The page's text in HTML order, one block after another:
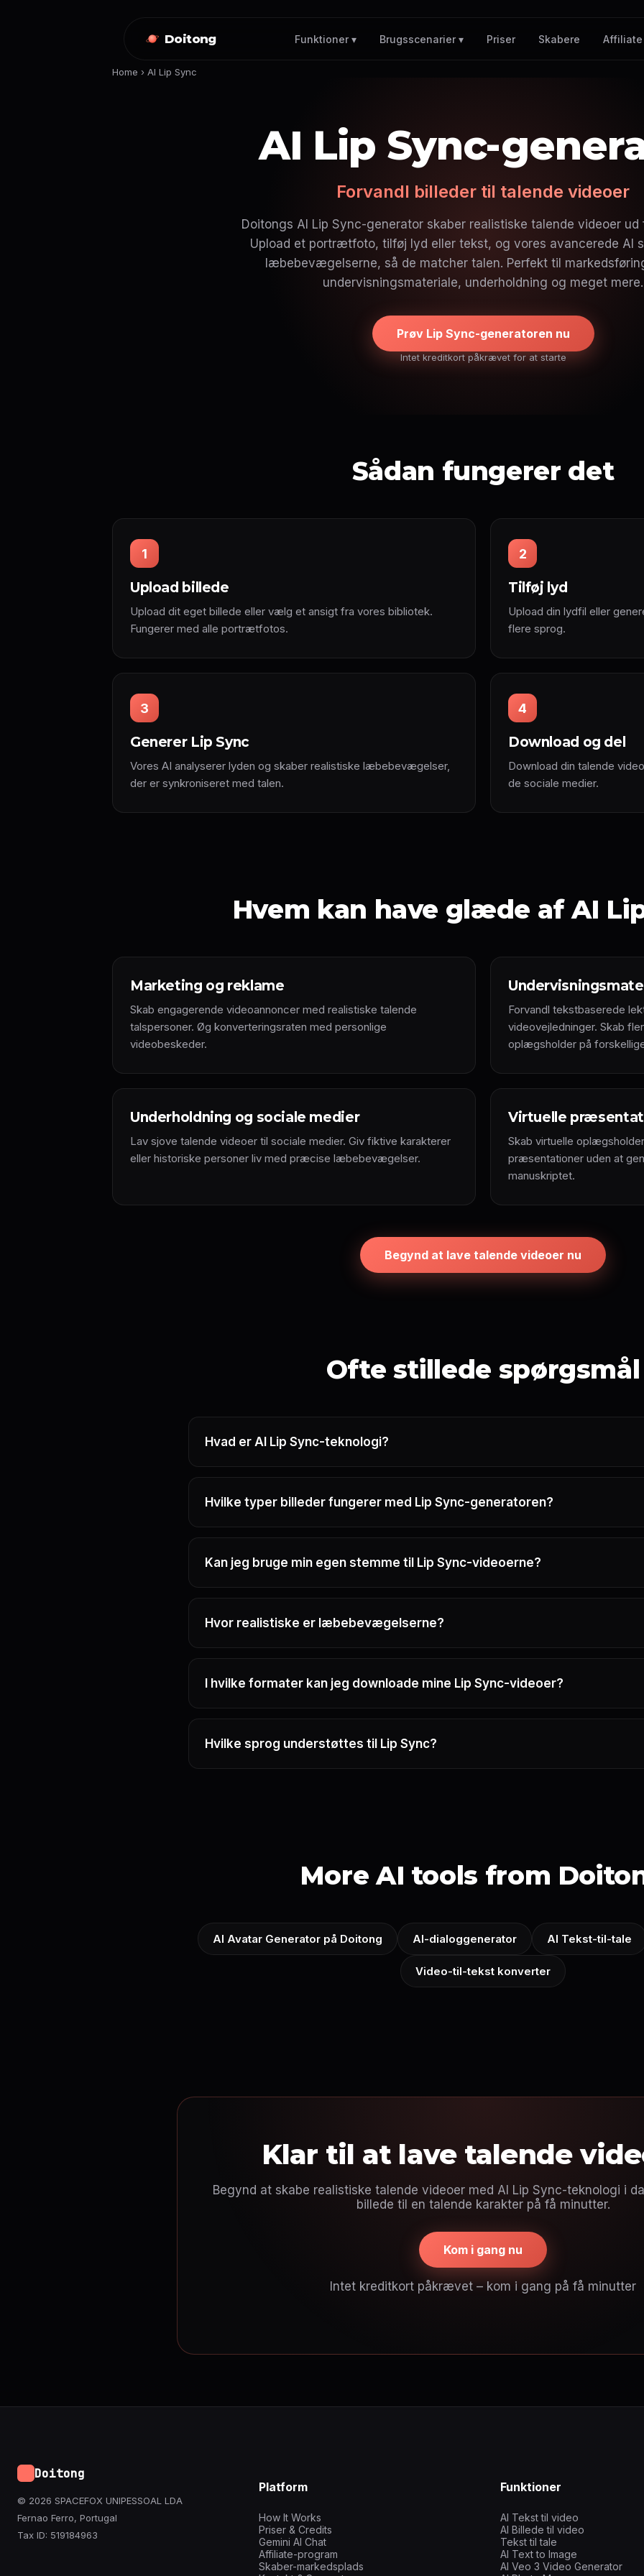
Doitong Funktioner ▾ Brugsscenarier ▾ Priser Skabere Affiliate
Home › AI Lip Sync
AI Lip Sync-
Forvandl billeder til talende videoer
Doitongs AI Lip Sync-generator skaber realistiske talende videoer ud
Upload et portrætfoto, tilføj lyd eller tekst, og vores avancerede AI
læbebevægelserne, så de matcher talen. Perfekt til
undervisningsmateriale, underholdning og meget mere.
Prøv Lip Sync-generatoren nu
Intet kreditkort påkrævet for at starte
Sådan fungerer det
1
Upload billede
Upload dit eget billede eller vælg et ansigt fra vores bibliotek.
Fungerer med alle portrætfotos.
2
Tilføj lyd
Upload din lydfil eller
flere sprog.
3
Generer Lip Sync
Vores AI analyserer lyden og skaber realistiske læbebevægelser,
der er synkroniseret med talen.
4
Download og del
Download din talende
de sociale medier.
Hvem kan have glæde af AI
Marketing og reklame
Skab engagerende videoannoncer med realistiske talende
talspersoner. Øg konverteringsraten med personlige
videobeskeder.
Forvandl tekstbaserede
videovejledninger. Skab
oplægsholder på
Underholdning og sociale medier
Lav sjove talende videoer til sociale medier. Giv fiktive karakterer
eller historiske personer liv med præcise læbebevægelser.
Virtuelle
Skab virtuelle
præsentationer uden at
manuskriptet.
Begynd at lave talende videoer nu
Ofte stillede spørgsmål
Hvad er AI Lip Sync-teknologi?
Hvilke typer billeder fungerer med Lip Sync-generatoren?
Kan jeg bruge min egen stemme til Lip Sync-videoerne?
Hvor realistiske er læbebevægelserne?
I hvilke formater kan jeg downloade mine Lip Sync-videoer?
Hvilke sprog understøttes til Lip Sync?
More AI tools from
AI Avatar Generator på Doitong AI-dialoggenerator AI Tekst-til-tale
Video-til-tekst konverter
Klar til at lave talende
Begynd at skabe realistiske talende videoer med AI Lip Sync-teknologi i
billede til en talende karakter på få minutter.
Kom i gang nu
Intet kreditkort påkrævet – kom i gang på få minutter
Doitong
© 2026 SPACEFOX UNIPESSOAL LDA
Fernao Ferro, Portugal
Tax ID: 519184963
Platform
How It Works
Priser & Credits
Gemini AI Chat
Affiliate-program
Skaber-markedsplads
Funktioner
AI Tekst til video
AI Billede til video
Tekst til tale
AI Text to Image
AI Veo 3 Video Generator